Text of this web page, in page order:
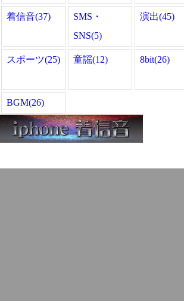
着信音(37)
SMS・
SNS(5)
演出(45)
スポーツ(25) 童謡(12) 8bit(26)
BGM(26)